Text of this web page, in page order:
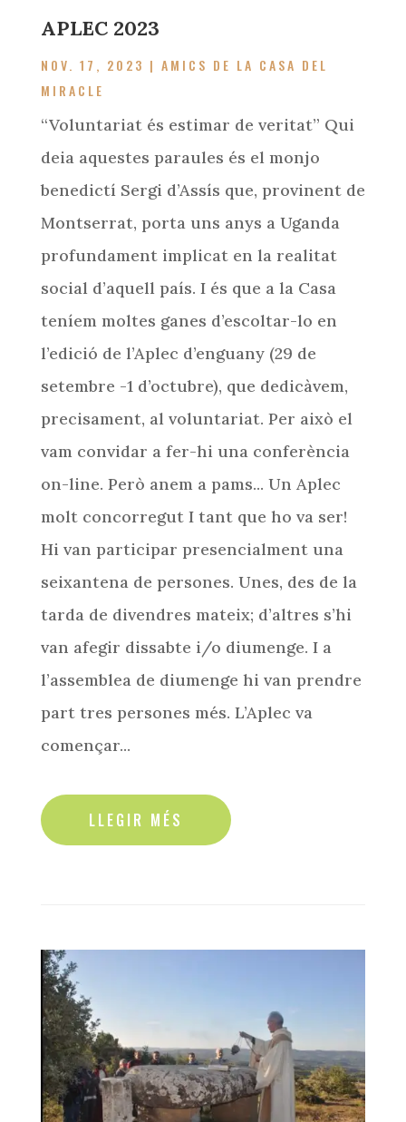
APLEC 2023
NOV. 17, 2023 | AMICS DE LA CASA DEL
MIRACLE
“Voluntariat és estimar de veritat” Qui
deia aquestes paraules és el monjo
benedictí Sergi d’Assís que, provinent de
Montserrat, porta uns anys a Uganda
profundament implicat en la realitat
social d’aquell país. I és que a la Casa
teníem moltes ganes d’escoltar-lo en
l’edició de l’Aplec d’enguany (29 de
setembre -1 d’octubre), que dedicàvem,
precisament, al voluntariat. Per això el
vam convidar a fer-hi una conferència
on-line. Però anem a pams... Un Aplec
molt concorregut I tant que ho va ser!
Hi van participar presencialment una
seixantena de persones. Unes, des de la
tarda de divendres mateix; d’altres s’hi
van afegir dissabte i/o diumenge. I a
l’assemblea de diumenge hi van prendre
part tres persones més. L’Aplec va
començar...